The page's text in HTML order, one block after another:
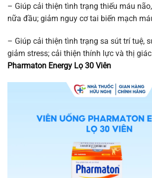
– Giúp cải thiện tình trạng thiếu máu
nữa đầu; giảm nguy cơ tai biến mạch
– Giúp cải thiện tình trạng sa sút trí tuệ,
giảm stress; cải thiện thính lực và thị
Pharmaton Energy Lọ 30 Viên